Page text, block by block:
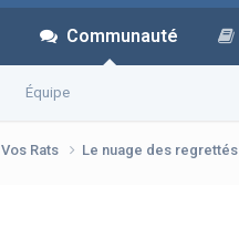
Communauté
Équipe
Vos Rats Le nuage des regrettés